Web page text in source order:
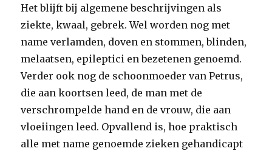
Het blijft bij algemene beschrijvingen als
ziekte, kwaal, gebrek. Wel worden nog met
name verlamden, doven en stommen, blinden,
melaatsen, epileptici en bezetenen genoemd.
Verder ook nog de schoonmoeder van Petrus,
die aan koortsen leed, de man met de
verschrompelde hand en de vrouw, die aan
vloeiingen leed. Opvallend is, hoe praktisch
alle met name genoemde zieken gehandicapt